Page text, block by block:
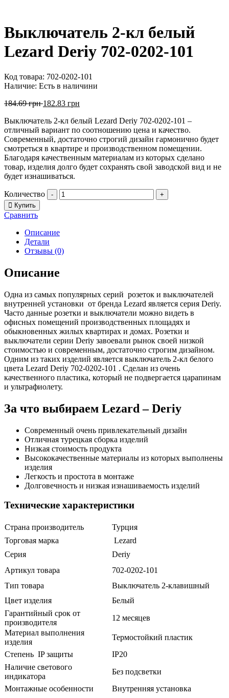
Выключатель 2-кл белый
Lezard Deriy 702-0202-101
Код товара: 702-0202-101
Наличие: Есть в наличини
184.69грн182.83 грн
Выключатель 2-кл белый Lezard Deriy 702-0202-101 –
отличный вариант по соотношению цена и качество.
Современный, достаточно строгий дизайн гармонично будет
смотреться в квартире и производственном помещении.
Благодаря качественным материалам из которых сделано
товар, изделия долго будет сохранять свой заводской вид и не
будет изнашиваться.
Количество -
+
Купить
Сравнить
Описание
Детали
Отзывы (0)
Описание
Одна из самых популярных серий розеток и выключателей
внутренней установки от бренда Lezard является серия Deriy.
Часто данные розетки и выключатели можно видеть в
офисных помещений производственных площадях и
обыкновенных жилых квартирах и домах. Розетки и
выключатели серии Deriy завоевали рынок своей низкой
стоимостью и современным, достаточно строгим дизайном.
Одним из таких изделий является выключатель 2-кл белого
цвета Lezard Deriy 702-0202-101 . Сделан из очень
качественного пластика, который не подвергается царапинам
и ультрафиолету.
За что выбираем Lezard – Deriy
Современный очень привлекательный дизайн
Отличная турецкая сборка изделий
Низкая стоимость продукта
Высококачественные материалы из которых выполнены
изделия
Легкость и простота в монтаже
Долговечность и низкая изнашиваемость изделий
Технические характеристики
Страна производитель
Турция
Торговая марка
Lezard
Серия
Deriy
Артикул товара
702-0202-101
Тип товара
Выключатель 2-клавишный
Цвет изделия
Белый
Гарантийный срок от
производителя
12 месяцев
Материал выполнения
изделия
Термостойкий пластик
Степень IP защиты
IP20
Наличие светового
индикатора
Без подсветки
Монтажные особенности
Внутренняя установка